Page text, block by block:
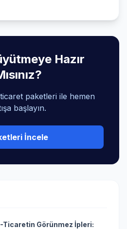
Hazır
paketleri ile hemen
başlayın.
İncele
Ticaretin Görünmez İpleri: